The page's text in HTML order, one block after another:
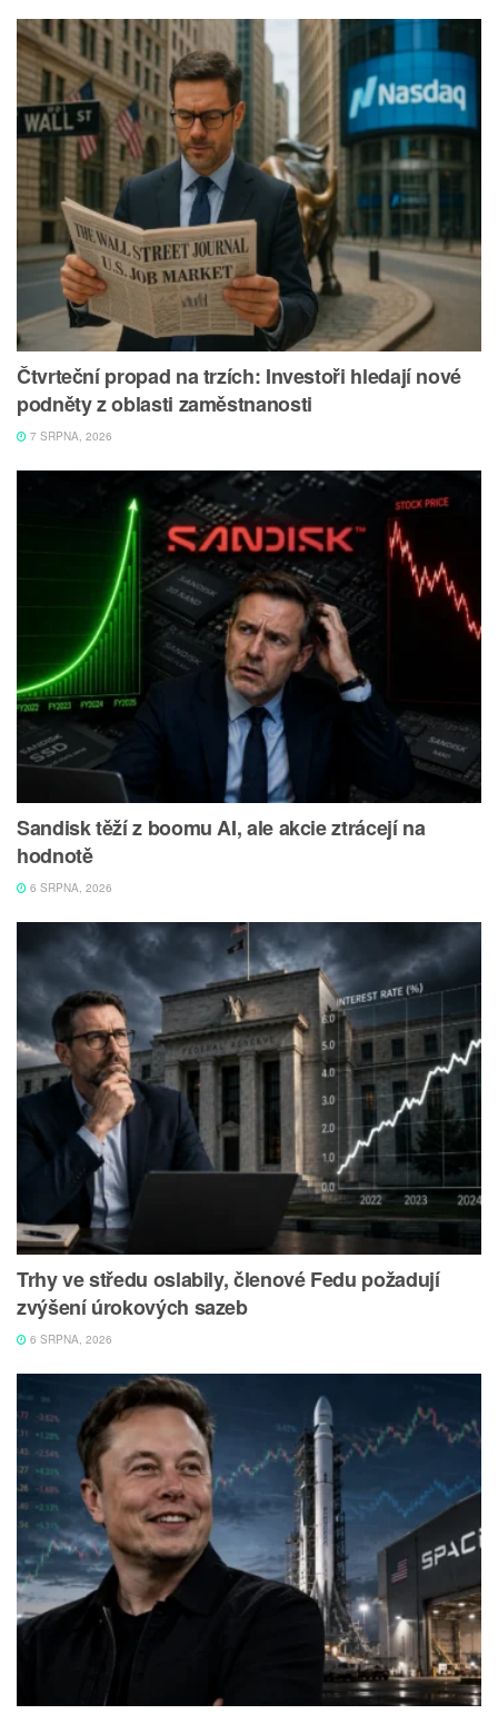
Čtvrteční propad na trzích: Investoři hledají nové
podněty z oblasti zaměstnanosti
7 SRPNA, 2026
Sandisk těží z boomu AI, ale akcie ztrácejí na
hodnotě
6 SRPNA, 2026
Trhy ve středu oslabily, členové Fedu požadují
zvýšení úrokových sazeb
6 SRPNA, 2026